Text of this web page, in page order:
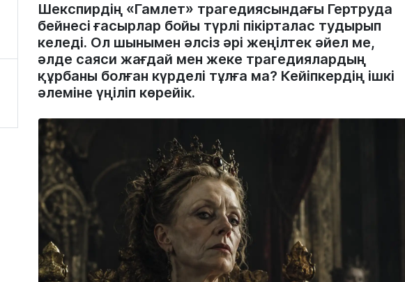
Шекспирдің «Гамлет» трагедиясындағы Гертруда
бейнесі ғасырлар бойы түрлі пікірталас тудырып
келеді. Ол шынымен әлсіз әрі жеңілтек әйел ме,
әлде саяси жағдай мен жеке трагедиялардың
құрбаны болған күрделі тұлға ма? Кейіпкердің ішкі
әлеміне үңіліп көрейік.